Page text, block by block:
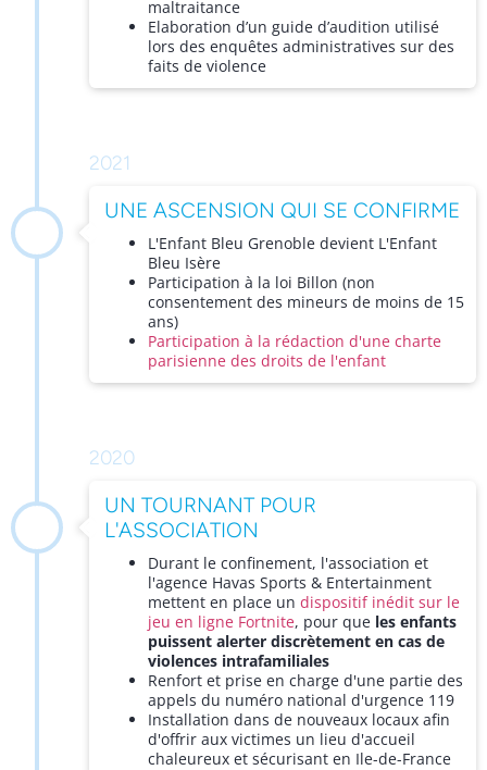
maltraitance
Elaboration d’un guide d’audition utilisé
lors des enquêtes administratives sur des
faits de violence
2021
UNE ASCENSION QUI SE CONFIRME
L'Enfant Bleu Grenoble devient L'Enfant
Bleu Isère
Participation à la loi Billon (non
consentement des mineurs de moins de 15
ans)
Participation à la rédaction d'une charte
parisienne des droits de l'enfant
2020
UN TOURNANT POUR
L'ASSOCIATION
Durant le confinement, l'association et
l'agence Havas Sports & Entertainment
mettent en place un dispositif inédit sur le
jeu en ligne Fortnite, pour queles enfants
puissent alerter discrètement en cas de
violences intrafamiliales
Renfort et prise en charge d'une partie des
appels du numéro national d'urgence 119
Installation dans de nouveaux locaux afin
d'offrir aux victimes un lieu d'accueil
chaleureux et sécurisant en Ile-de-France